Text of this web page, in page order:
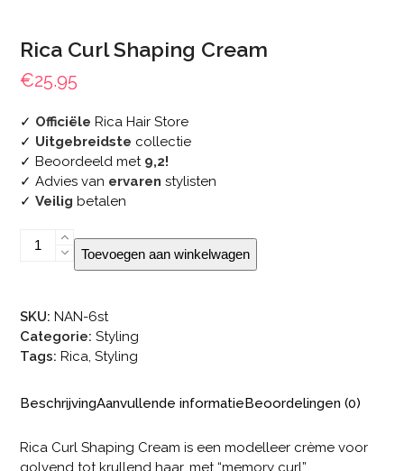
Rica Curl Shaping Cream
€25.95
✓ Officiële Rica Hair Store
✓ Uitgebreidste collectie
✓ Beoordeeld met 9,2!
✓ Advies van ervaren stylisten
✓Veilig betalen
Rica
aantal
Toevoegen aan winkelwagen
SKU: NAN-6st
Categorie: Styling
Tags: Rica ,Styling
BeschrijvingAanvullende informatieBeoordelingen (0)
Rica Curl Shaping Cream is een modelleer crème voor
golvend tot krullend haar, met “memory curl”